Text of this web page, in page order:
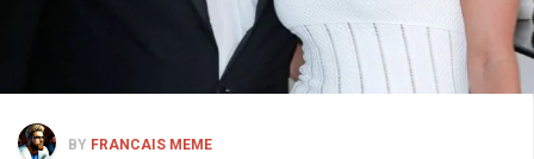
BY FRANCAIS MEME